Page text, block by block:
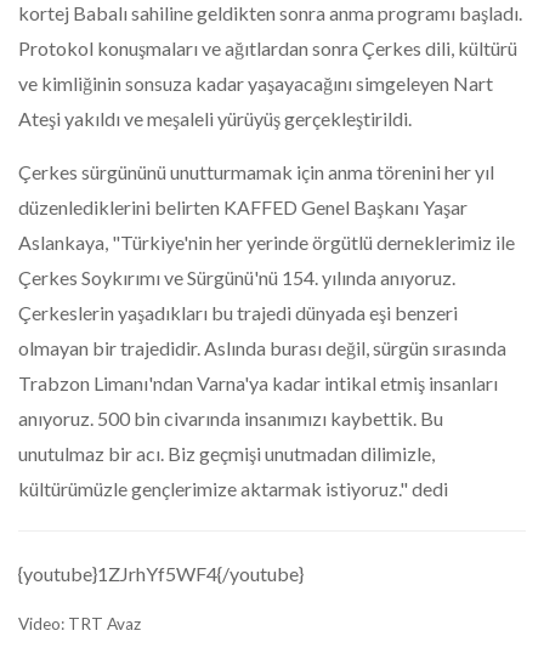
kortej Babalı sahiline geldikten sonra anma programı başladı.
Protokol konuşmaları ve ağıtlardan sonra Çerkes dili, kültürü
ve kimliğinin sonsuza kadar yaşayacağını simgeleyen Nart
Ateşi yakıldı ve meşaleli yürüyüş gerçekleştirildi.
Çerkes sürgününü unutturmamak için anma törenini her yıl
düzenlediklerini belirten KAFFED Genel Başkanı Yaşar
Aslankaya, "Türkiye'nin her yerinde örgütlü derneklerimiz ile
Çerkes Soykırımı ve Sürgünü'nü 154. yılında anıyoruz.
Çerkeslerin yaşadıkları bu trajedi dünyada eşi benzeri
olmayan bir trajedidir. Aslında burası değil, sürgün sırasında
Trabzon Limanı'ndan Varna'ya kadar intikal etmiş insanları
anıyoruz. 500 bin civarında insanımızı kaybettik. Bu
unutulmaz bir acı. Biz geçmişi unutmadan dilimizle,
kültürümüzle gençlerimize aktarmak istiyoruz." dedi
{youtube}1ZJrhYf5WF4{/youtube}
Video: TRT Avaz